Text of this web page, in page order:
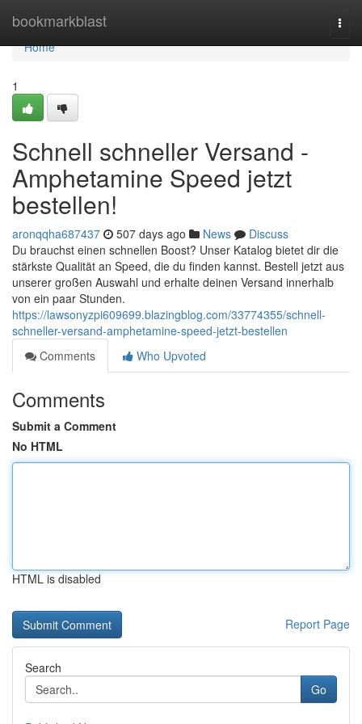
bookmarkblast
Home
Home
1
Schnell schneller Versand -
Amphetamine Speed jetzt
bestellen!
aronqqha687437 507 days ago News
Discuss
Du brauchst einen schnellen Boost? Unser Katalog bietet dir die
stärkste Qualität an Speed, die du finden kannst. Bestell jetzt aus
unserer großen Auswahl und erhalte deinen Versand innerhalb
von ein paar Stunden.
https://lawsonyzpi609699.blazingblog.com/33774355/schnell-
schneller-versand-amphetamine-speed-jetzt-bestellen
Comments
Who Upvoted
Comments
Submit a Comment
No HTML
HTML is disabled
Report Page
Search
Go